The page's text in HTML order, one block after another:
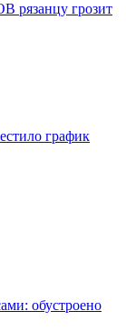
рязанцу грозит
график
обустроено